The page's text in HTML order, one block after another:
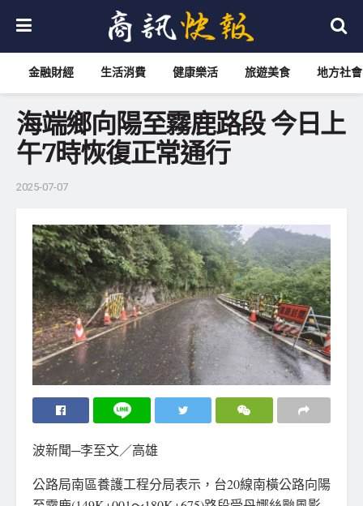
金融財經 生活消費 健康樂活 旅遊美食 地方社會
海端鄉向陽至霧鹿路段 今日上
午7時恢復正常通行
2025-07-07
波新聞─李至文／高雄
公路局南區養護工程分局表示，台20線南橫公路向陽